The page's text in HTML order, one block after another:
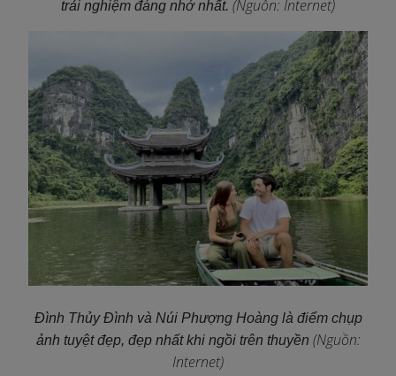
trải nghiệm đáng nhớ nhất. (Nguồn: Internet)
Đình Thủy Đình và Núi Phượng Hoàng là điểm chụp
ảnh tuyệt đẹp, đẹp nhất khi ngồi trên thuyền (Nguồn:
Internet)